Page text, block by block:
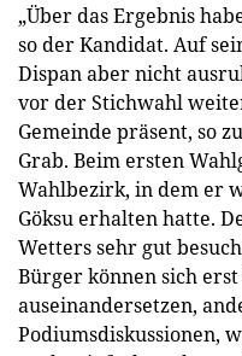
„Über das Ergebnis
so der Kandidat. Auf
Dispan aber nicht
vor der Stichwahl
Gemeinde präsent, so
Grab. Beim ersten
Wahlbezirk, in dem er
Göksu erhalten hatte.
Wetters sehr gut
Bürger können sich
auseinandersetzen,
Podiumsdiskussionen,